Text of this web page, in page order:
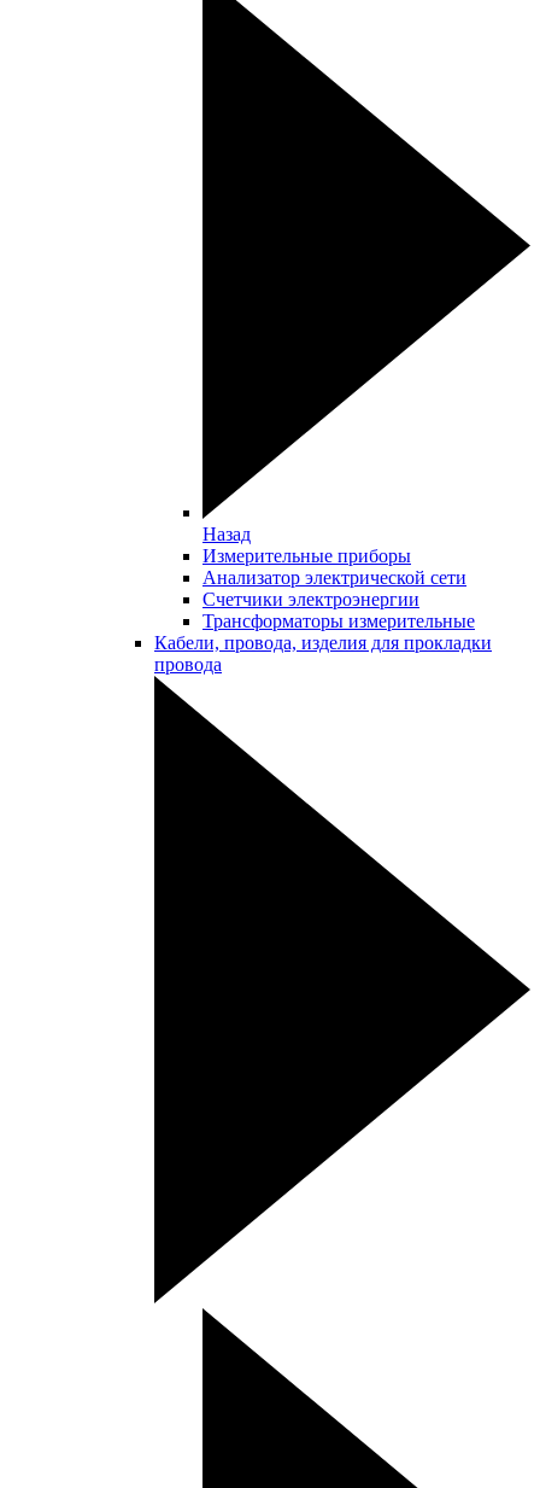
Назад
Измерительные приборы
Анализатор электрической сети
Счетчики электроэнергии
Трансформаторы измерительные
Кабели, провода, изделия для прокладки
провода